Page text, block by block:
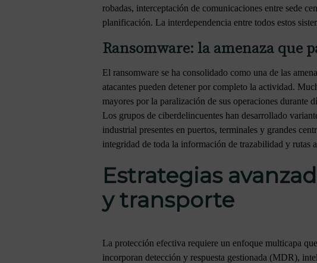
robadas, interceptación de comunicaciones entre sede
planificación. La interdependencia entre todos estos
Ransomware: la amenaza que
El ransomware se ha consolidado como una de las
atacantes pueden detener por completo la actividad.
mayores por la paralización de sus operaciones durante
Los grupos de ciberdelincuentes han desarrollado
industrial presentes en puertos, terminales y grandes
integridad de toda la información de trazabilidad y rutas
Estrategias
y transporte
La protección efectiva requiere un enfoque multicapa
incorporan detección y respuesta gestionada (MDR),